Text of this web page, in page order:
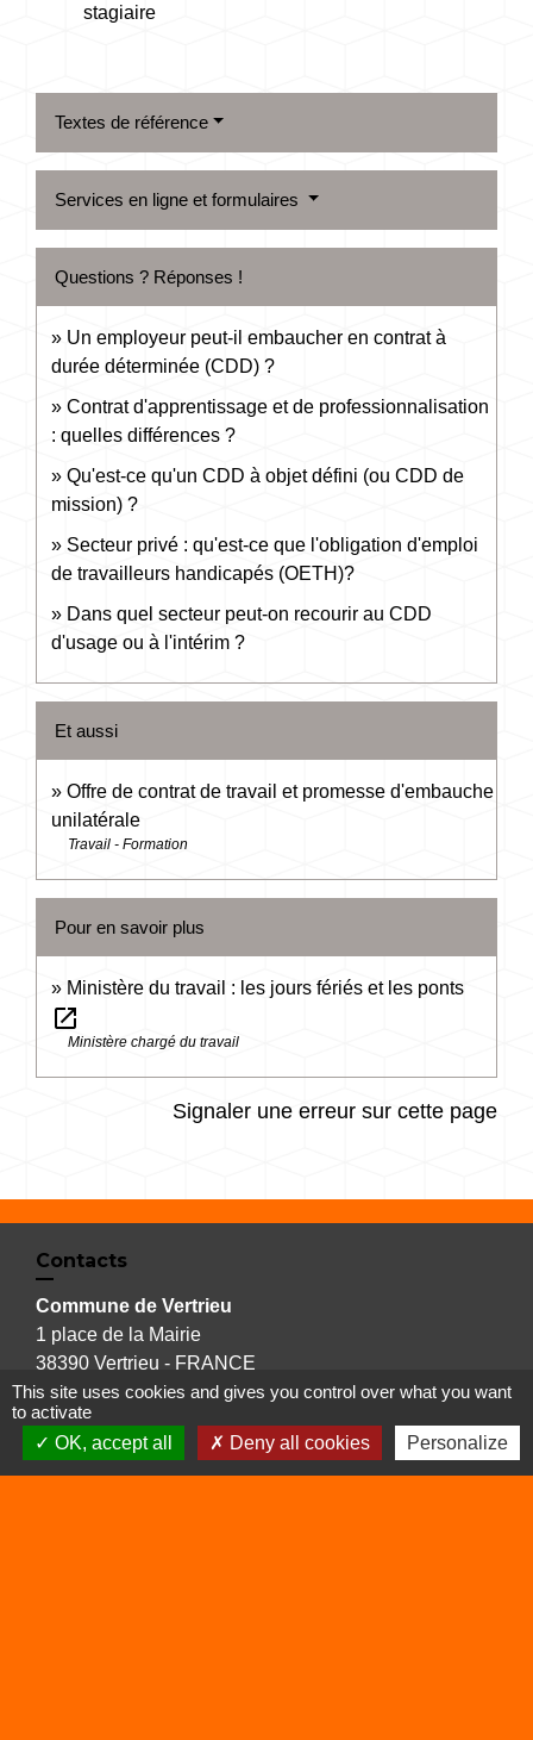
stagiaire
Textes de référence
Services en ligne et formulaires
Questions ? Réponses !
Un employeur peut-il embaucher en contrat à
durée déterminée (CDD) ?
Contrat d'apprentissage et de professionnalisation
: quelles différences ?
Qu'est-ce qu'un CDD à objet défini (ou CDD de
mission) ?
Secteur privé : qu'est-ce que l'obligation d'emploi
de travailleurs handicapés (OETH)?
Dans quel secteur peut-on recourir au CDD
d'usage ou à l'intérim ?
Et aussi
Offre de contrat de travail et promesse d'embauche
unilatérale
Travail - Formation
Pour en savoir plus
Ministère du travail : les jours fériés et les ponts
open_in_new
Ministère chargé du travail
Signaler une erreur sur cette page
Contacts
Commune de Vertrieu
1 place de la Mairie
38390 Vertrieu - FRANCE
+33 4 74 90 61 68
This site uses cookies and gives you control over what you want
to activate
OK, accept all
Deny all cookies Personalize